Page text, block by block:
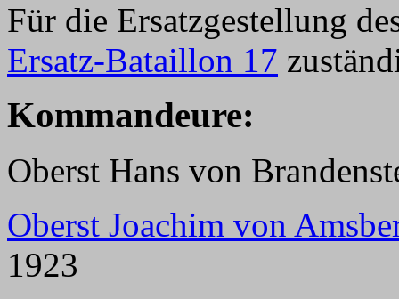
Für die Ersatzgestellung
Ersatz-Bataillon 17
Kommandeure:
Oberst Hans von
Oberst Joachim von
1923